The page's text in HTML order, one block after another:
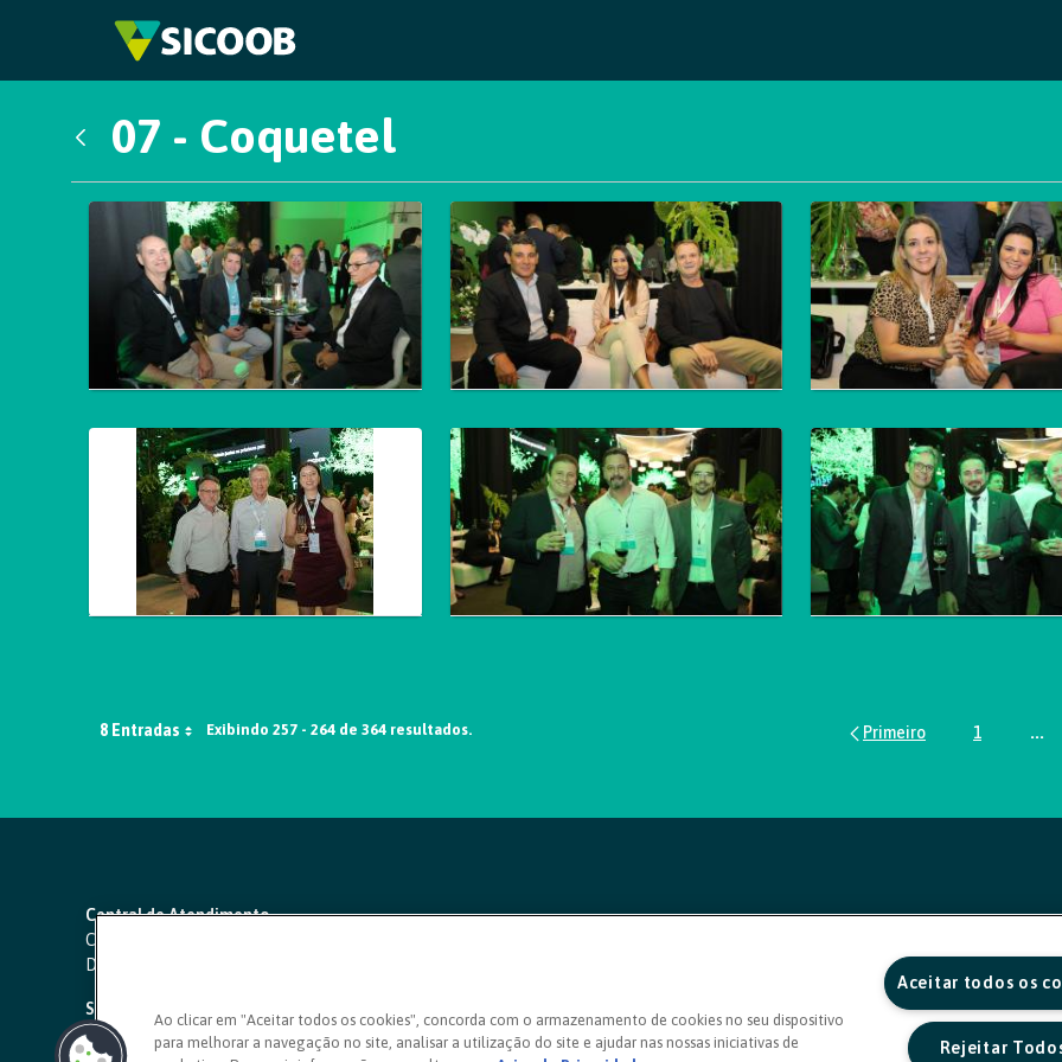
Pular para o Conteúdo principal
07 - Coquetel
Galeria de Mídias
8 Entradas Exibindo 257 - 264 de 364 resultados.
Página
1 ...
Central de Atendimento
Capitais e regiões metropolitanas:
Demais localidades:
SAC 24 horas
Ouvidoria
Ao clicar em "Aceitar todos os cookies", concorda com o armazenamento de cookies no seu dispositivo
para melhorar a navegação no site, analisar a utilização do site e ajudar nas nossas iniciativas de
Aceitar todos os
Rejeitar